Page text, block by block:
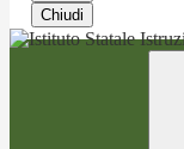
Chiudi